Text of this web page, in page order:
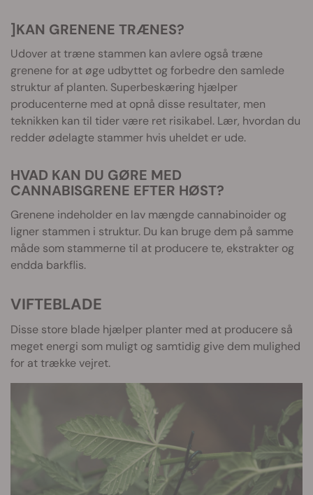
]KAN GRENENE TRÆNES?
Udover at træne stammen kan avlere også træne
grenene for at øge udbyttet og forbedre den samlede
struktur af planten. Superbeskæring hjælper
producenterne med at opnå disse resultater, men
teknikken kan til tider være ret risikabel. Lær, hvordan du
redder ødelagte stammer hvis uheldet er ude.
HVAD KAN DU GØRE MED
CANNABISGRENE EFTER HØST?
Grenene indeholder en lav mængde cannabinoider og
ligner stammen i struktur. Du kan bruge dem på samme
måde som stammerne til at producere te, ekstrakter og
endda barkflis.
VIFTEBLADE
Disse store blade hjælper planter med at producere så
meget energi som muligt og samtidig give dem mulighed
for at trække vejret.